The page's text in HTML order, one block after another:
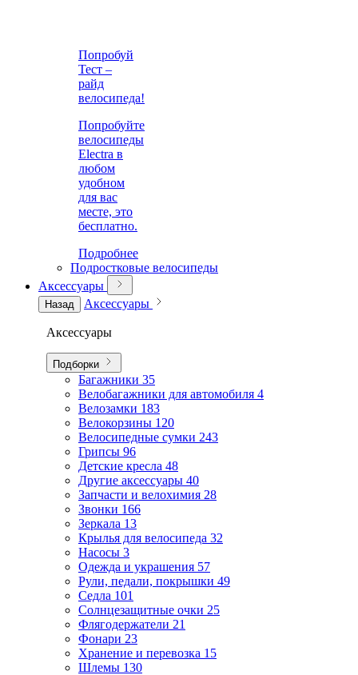
Попробуй
Тест –
райд
велосипеда!
Попробуйте
велосипеды
Electra в
любом
удобном
для вас
месте, это
бесплатно.
Подробнее
Подростковые велосипеды
Аксессуары
Назад Аксессуары
Аксессуары
Подборки
Багажники 35
Велобагажники для автомобиля 4
Велозамки 183
Велокорзины 120
Велосипедные сумки 243
Грипсы 96
Детские кресла 48
Другие аксессуары 40
Запчасти и велохимия 28
Звонки 166
Зеркала 13
Крылья для велосипеда 32
Насосы 3
Одежда и украшения 57
Рули, педали, покрышки 49
Седла 101
Солнцезащитные очки 25
Флягодержатели 21
Фонари 23
Хранение и перевозка 15
Шлемы 130